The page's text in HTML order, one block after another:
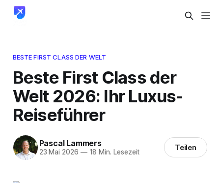
BESTE FIRST CLASS DER WELT
Beste First Class der
Welt 2026: Ihr Luxus-
Reiseführer
Pascal Lammers
23 Mai 2026 —18 Min. Lesezeit Teilen